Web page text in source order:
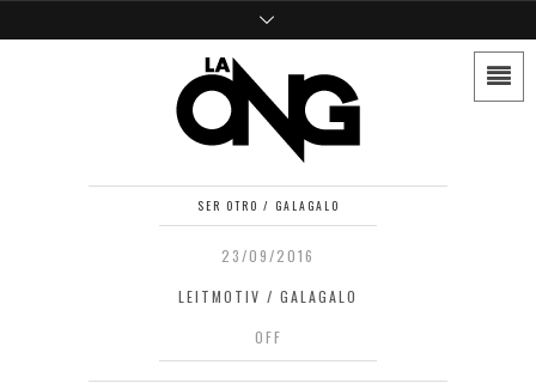
SER OTRO / GALAGALO
23/09/2016
LEITMOTIV / GALAGALO
OFF